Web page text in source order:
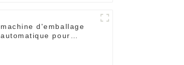
machine d'emballage
automatique pour